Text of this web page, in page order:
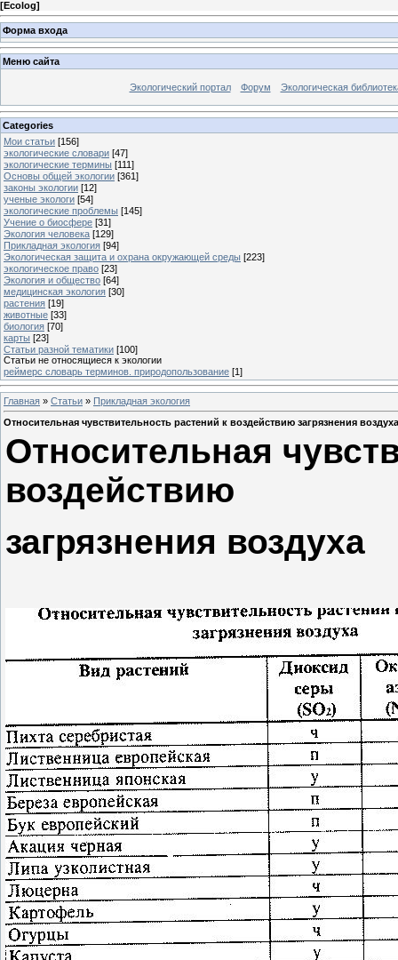
[Ecolog]
Форма входа
Меню сайта
Экологический портал Форум Экологическая
Categories
Мои статьи [156]
экологические словари [47]
экологические термины [111]
Основы общей экологии [361]
законы экологии [12]
ученые экологи [54]
экологические проблемы [145]
Учение о биосфере [31]
Экология человека [129]
Прикладная экология [94]
Экологическая защита и охрана окружающей среды [223]
экологическое право [23]
Экология и общество [64]
медицинская экология [30]
растения [19]
животные [33]
биология [70]
карты [23]
Статьи разной тематики [100]
Статьи не относящиеся к экологии
реймерс словарь терминов. природопользование [1]
Главная » Статьи » Прикладная экология
Относительная чувствительность растений к воздействию загрязнения воздуха
Относительная
воздействию
загрязнения воздуха